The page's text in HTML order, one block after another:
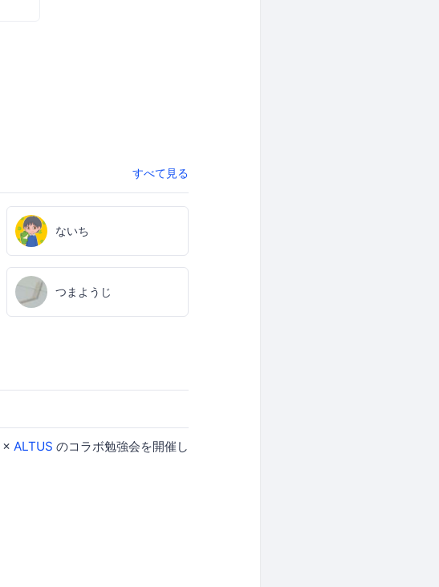
すべて見る
ないち
つまようじ
× ALTUS のコラボ勉強会を開催し